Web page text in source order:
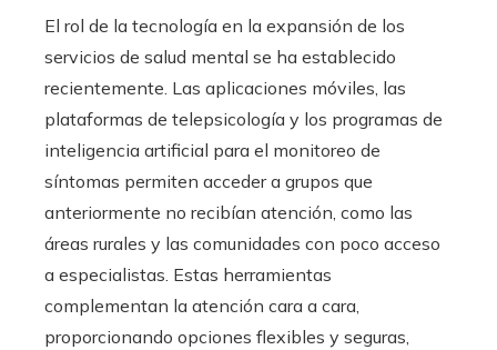
El rol de la tecnología en la expansión de los
servicios de salud mental se ha establecido
recientemente. Las aplicaciones móviles, las
plataformas de telepsicología y los programas de
inteligencia artificial para el monitoreo de
síntomas permiten acceder a grupos que
anteriormente no recibían atención, como las
áreas rurales y las comunidades con poco acceso
a especialistas. Estas herramientas
complementan la atención cara a cara,
proporcionando opciones flexibles y seguras,